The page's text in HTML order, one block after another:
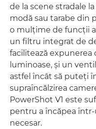
de la scene stradale
modă sau tarabe din
o mulţime de funcţii
un filtru integrat de
facilitează
luminoase, şi un
astfel încât să puteţi
supraîncălzirea
PowerShot V1 este
pentru a încăpea
necesar.